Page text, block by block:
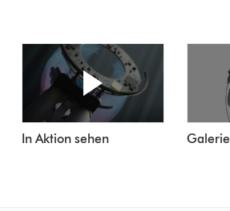
In Aktion sehen Galerie